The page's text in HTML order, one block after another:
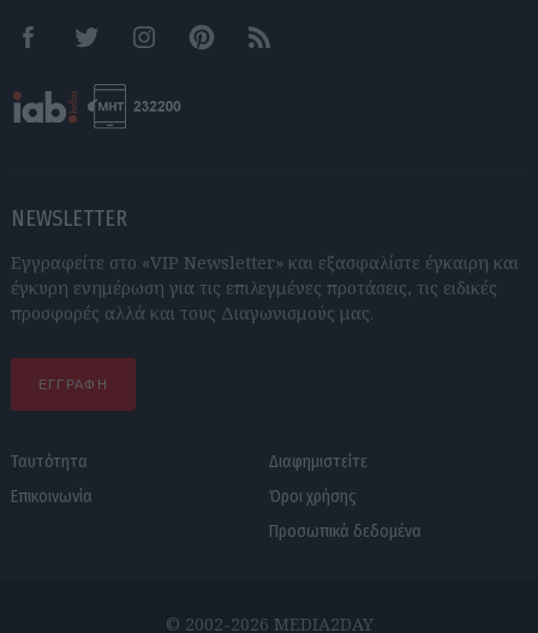
FacebookTwitter InstagramPinterestRSS feeds
NEWSLETTER
Εγγραφείτε στο «VIP Newsletter» και εξασφαλίστε έγκαιρη και
έγκυρη ενημέρωση για τις επιλεγμένες προτάσεις, τις ειδικές
προσφορές αλλά και τους Διαγωνισμούς μας.
ΕΓΓΡΑΦΗ
Ταυτότητα
Επικοινωνία
Διαφημιστείτε
Όροι χρήσης
Προσωπικά δεδομένα
© 2002-2026 MEDIA2DAY